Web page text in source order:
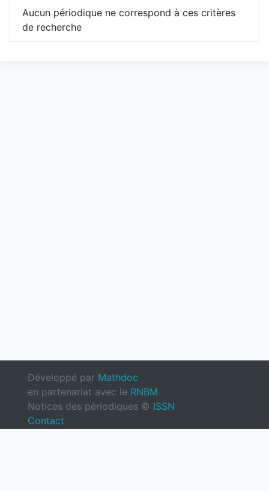
Aucun périodique ne correspond à ces critères
de recherche
Développé par Mathdoc
en partenariat avec le RNBM
Notices des périodiques © ISSN
Contact